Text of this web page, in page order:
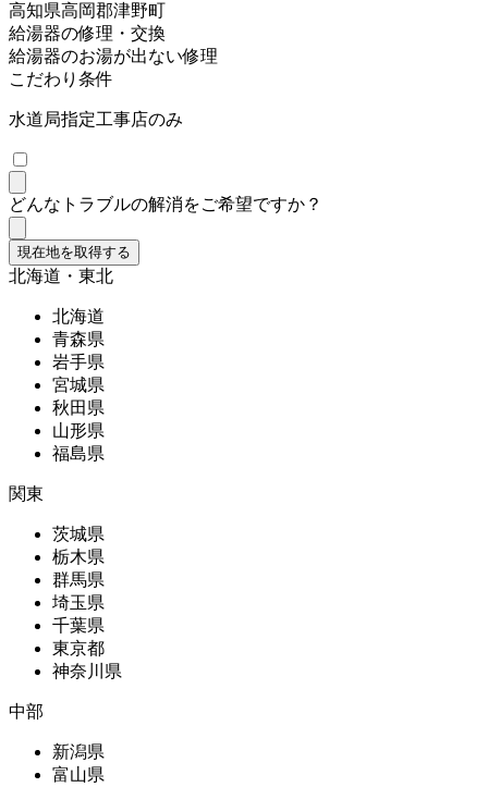
高知県高岡郡津野町
給湯器の修理・交換
給湯器のお湯が出ない修理
こだわり条件
水道局指定工事店のみ
どんなトラブルの解消をご希望ですか？
現在地を取得する
北海道・東北
北海道
青森県
岩手県
宮城県
秋田県
山形県
福島県
関東
茨城県
栃木県
群馬県
埼玉県
千葉県
東京都
神奈川県
中部
新潟県
富山県